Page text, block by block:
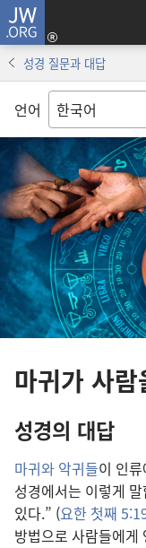
JW.ORG
성경 질문과 대답
언어
마귀가 사
성경의 대답
마귀와 악귀들이 인
성경에서는 이렇게
있다.” (요한 첫째
방법으로 사람들에게